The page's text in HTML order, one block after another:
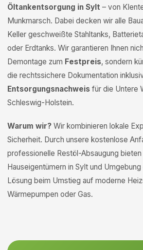
Öltankentsorgung in Sylt – von
Munkmarsch. Dabei decken wir alle
Keller geschweißte Stahltanks,
oder Erdtanks. Wir garantieren Ihnen
Demontage zum Festpreis, sondern
die rechtssichere Dokumentation
Entsorgungsnachweis für die Untere
Schleswig-Holstein.
Warum wir? Wir kombinieren lokale
Sicherheit. Durch unsere kostenlose
professionelle Restöl-Absaugung
Hauseigentümern in Sylt und
Lösung beim Umstieg auf moderne
Wärmepumpen oder Gas.